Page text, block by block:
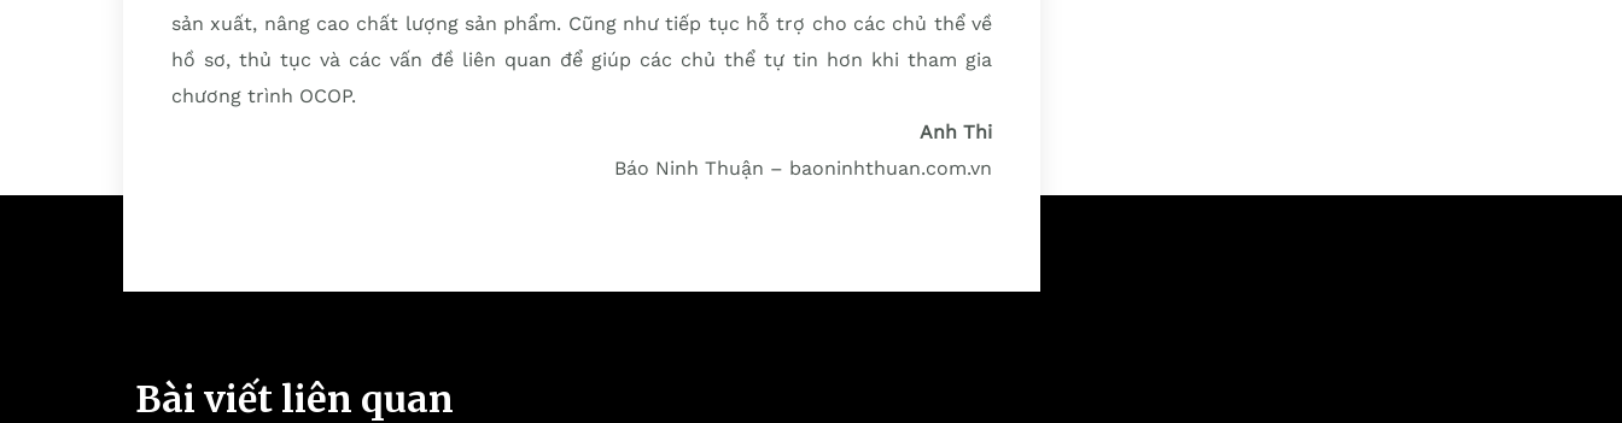
sản xuất, nâng cao chất lượng sản phẩm. Cũng như tiếp tục hỗ trợ cho các chủ thể về
hồ sơ, thủ tục và các vấn đề liên quan để giúp các chủ thể tự tin hơn khi tham gia
chương trình OCOP.
Anh Thi
Báo Ninh Thuận – baoninhthuan.com.vn
Bài viết liên quan